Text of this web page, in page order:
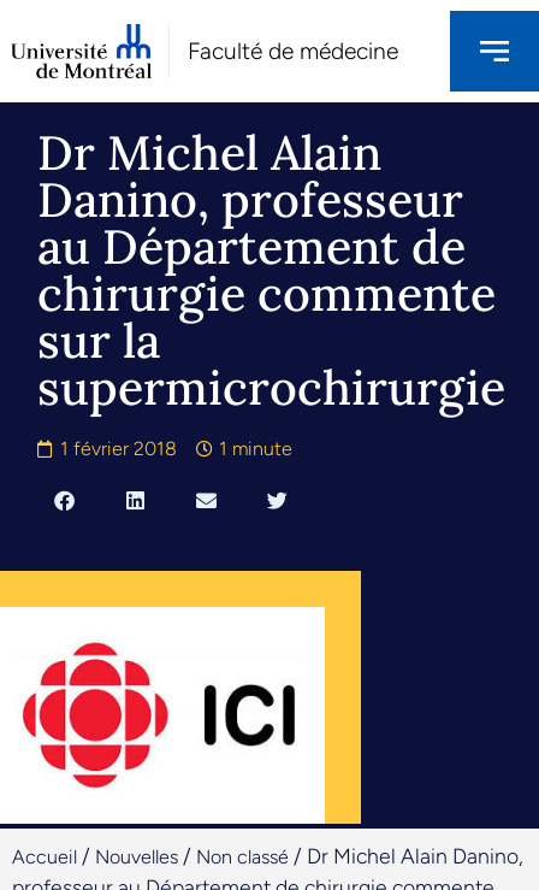
Faculté de médecine
Dr Michel Alain
Danino, professeur
au Département de
chirurgie commente
sur la
supermicrochirurgie
1 février 2018 1 minute
Accueil / Nouvelles / Non classé / Dr Michel Alain Danino,